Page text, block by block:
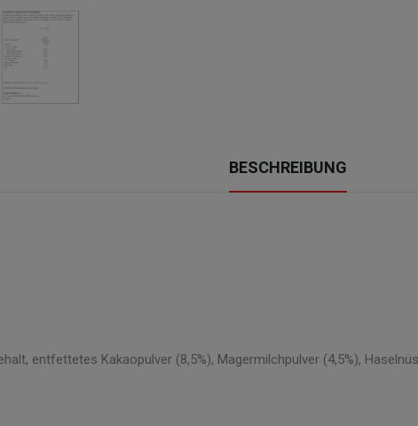
BESCHREIBUNG
entfettetes Kakaopulver (8,5%), Magermilchpulver (4,5%),